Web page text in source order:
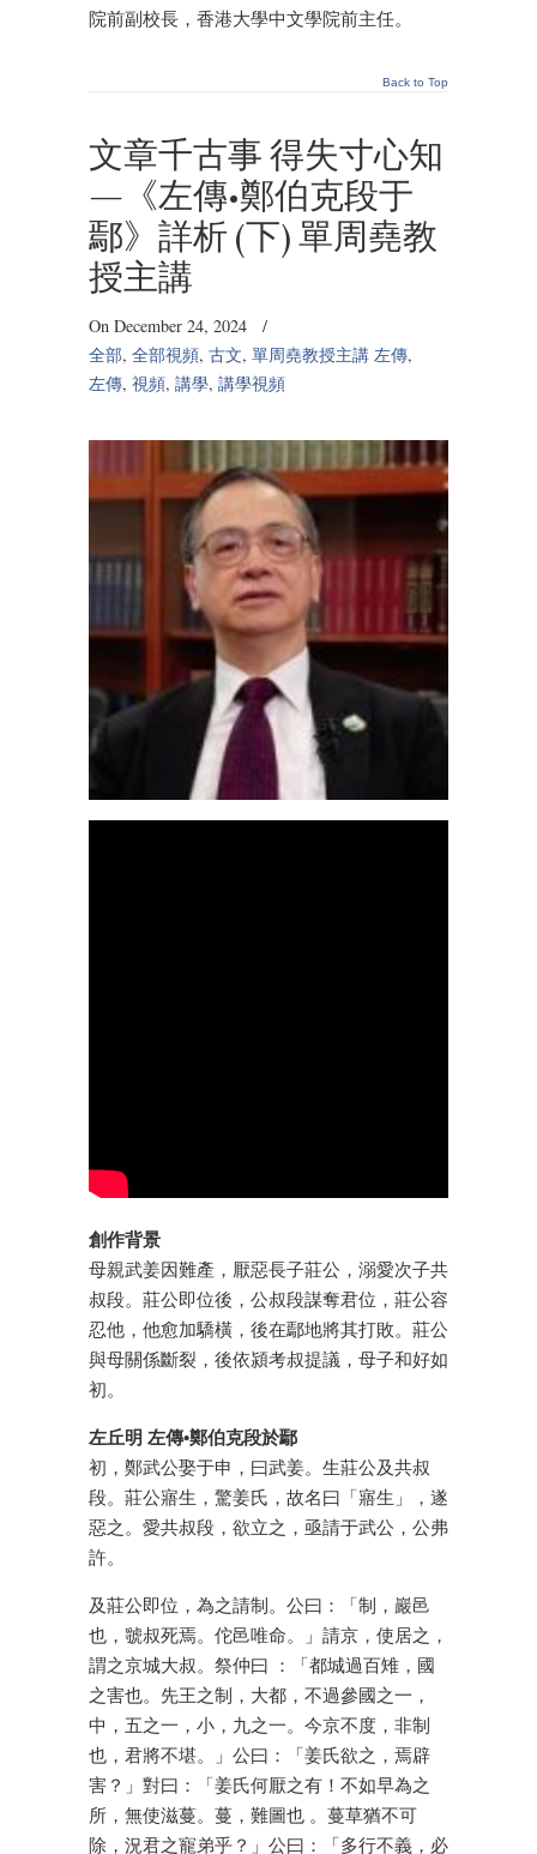
院前副校長，香港大學中文學院前主任。
Back to Top
文章千古事 得失寸心知
—《左傳•鄭伯克段于
鄢》詳析 (下) 單周堯教
授主講
On December 24, 2024
/
全部, 全部視頻, 古文, 單周堯教授主講 左傳,
左傳, 視頻, 講學, 講學視頻
創作背景
母親武姜因難產，厭惡長子莊公，溺愛次子共
叔段。莊公即位後，公叔段謀奪君位，莊公容
忍他，他愈加驕橫，後在鄢地將其打敗。莊公
與母關係斷裂，後依潁考叔提議，母子和好如
初。
左丘明 左傳•鄭伯克段於鄢
初，鄭武公娶于申，曰武姜。生莊公及共叔
段。莊公寤生，驚姜氏，故名曰「寤生」，遂
惡之。愛共叔段，欲立之，亟請于武公，公弗
許。
及莊公即位，為之請制。公曰：「制，巖邑
也，虢叔死焉。佗邑唯命。」請京，使居之，
謂之京城大叔。祭仲曰 ：「都城過百雉，國
之害也。先王之制，大都，不過參國之一，
中，五之一，小，九之一。今京不度，非制
也，君將不堪。」公曰：「姜氏欲之，焉辟
害？」對曰：「姜氏何厭之有！不如早為之
所，無使滋蔓。蔓，難圖也 。蔓草猶不可
除，況君之寵弟乎？」公曰：「多行不義，必